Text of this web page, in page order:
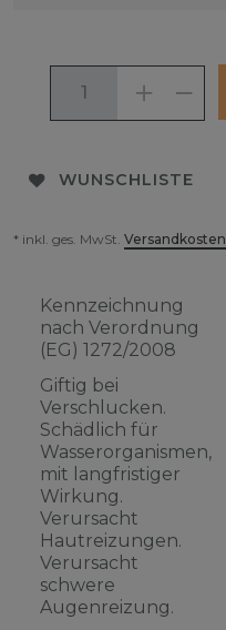
WUNSCHLISTE
* inkl. ges. MwSt. Versandkosten
Kennzeichnung
nach Verordnung
(EG) 1272/2008
Giftig bei
Verschlucken.
Schädlich für
Wasserorganismen,
mit langfristiger
Wirkung.
Verursacht
Hautreizungen.
Verursacht
schwere
Augenreizung.